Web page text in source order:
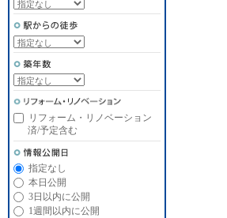
リフォーム・リノベーション
済/予定含む
指定なし
本日公開
3日以内に公開
1週間以内に公開